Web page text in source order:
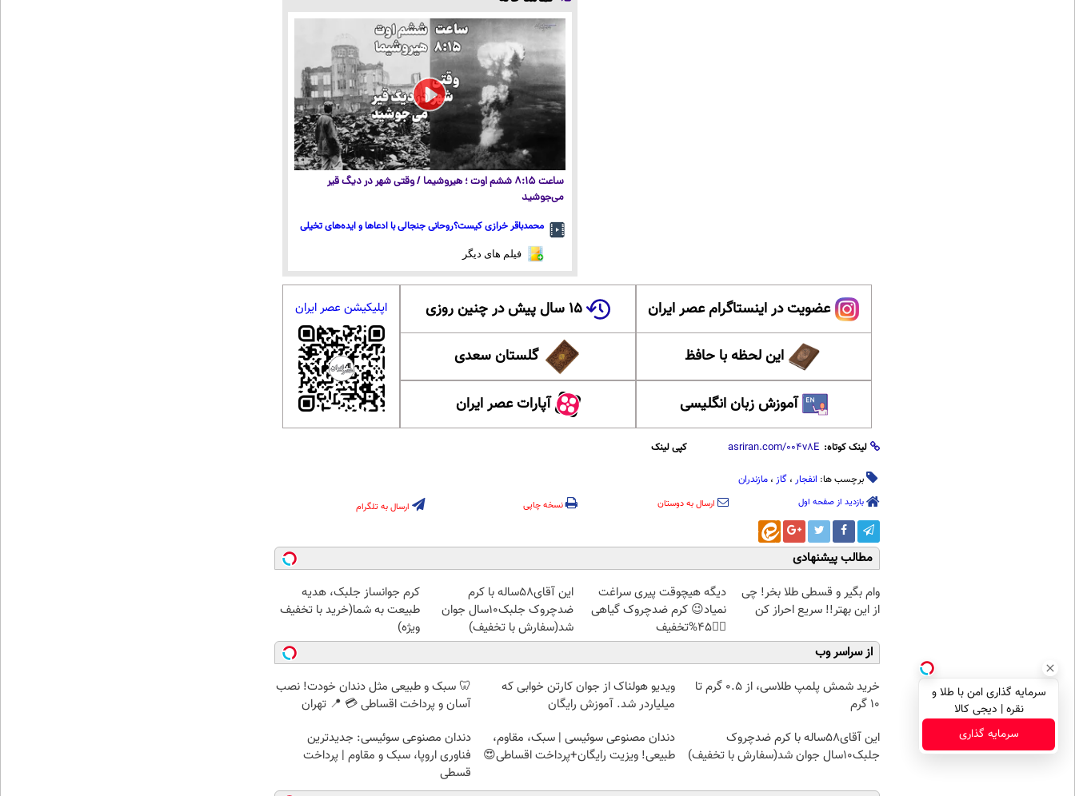
ساعت ۸:۱۵ ششم اوت ؛ هیروشیما / وقتی شهر در دیگ قیر
می‌جوشید
محمدباقر خرازی کیست؟روحانی جنجالی با ادعاها و ایده‌های تخیلی
فیلم های دیگر
عضویت در اینستاگرام عصر ایران ۱۵ سال پیش در چنین روزی
این لحظه با حافظ گلستان سعدی
آموزش زبان انگلیسی آپارات عصر ایران
اپلیکیشن عصر ایران
لینک کوتاه: کپی لینک
برچسب ها: انفجار ، گاز ، مازندران
بازدید از صفحه اول ارسال به دوستان نسخه چاپی ارسال به تلگرام
مطالب پیشنهادی
وام بگیر و قسطی طلا بخر! چی
از این بهتر!! سریع احراز کن
دیگه هیچوقت پیری سراغت
نمیاد😉 کرم ضدچروک گیاهی
👈🏻45%تخفیف
این آقای58ساله با کرم
ضدچروک جلبک10سال جوان
شد(سفارش با تخفیف)
کرم جوانساز جلبک، هدیه
طبیعت به شما(خرید با تخفیف
ویژه)
از سراسر وب
خرید شمش پلمپ طلاسی، از ۰.۵ گرم تا
۱۰ گرم
ویدیو هولناک از جوان کارتن خوابی که
میلیاردر شد. آموزش رایگان
🦷 سبک و طبیعی مثل دندان خودت! نصب
آسان و پرداخت اقساطی 💳 📍 تهران
این آقای58ساله با کرم ضدچروک
جلبک10سال جوان شد(سفارش با تخفیف)
دندان مصنوعی سوئیسی | سبک، مقاوم،
طبیعی! ویزیت رایگان+پرداخت اقساطی😍
دندان مصنوعی سوئیسی: جدیدترین
فناوری اروپا، سبک و مقاوم | پرداخت
قسطی
سرمایه گذاری امن با طلا و
نقره | دیجی کالا
سرمایه گذاری